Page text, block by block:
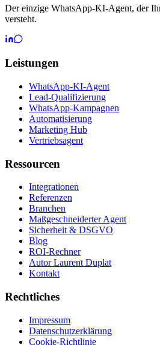
Der einzige WhatsApp-KI-Agent, der
versteht.
Leistungen
WhatsApp-KI-Agent
Lead-Qualifizierung
WhatsApp-Kampagnen
Automatisierung
Marketing Hub
Vertriebsagent
Ressourcen
Integrationen
Referenzen
Branchen
Maßgeschneiderter Agent
Sicherheit & DSGVO
Blog
ROI-Rechner
Autor Laurent Duplat
Kontakt
Rechtliches
Impressum
Datenschutzerklärung
Cookie-Richtlinie